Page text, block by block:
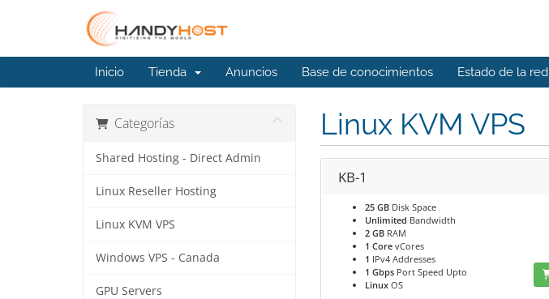
Inicio Tienda Anuncios Base de conocimientos Estado de la red
Categorías
Shared Hosting - Direct Admin
Linux Reseller Hosting
Linux KVM VPS
Windows VPS - Canada
GPU Servers
Linux KVM VPS
KB-1
25 GBDisk Space
Unlimited Bandwidth
2 GBRAM
1 CorevCores
1 IPv4 Addresses
1 GbpsPort Speed Upto
LinuxOS